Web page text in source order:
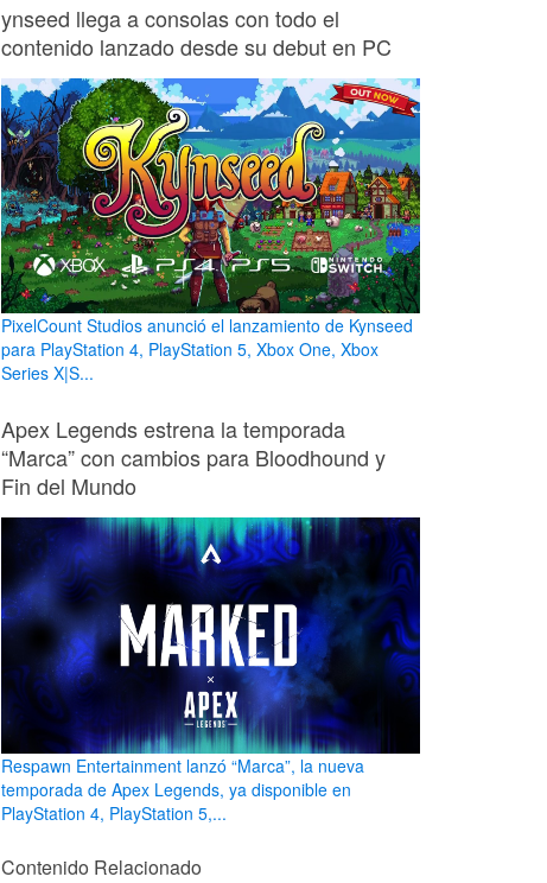
ynseed llega a consolas con todo el
contenido lanzado desde su debut en PC
PixelCount Studios anunció el lanzamiento de Kynseed
para PlayStation 4, PlayStation 5, Xbox One, Xbox
Series X|S...
Apex Legends estrena la temporada
“Marca” con cambios para Bloodhound y
Fin del Mundo
Respawn Entertainment lanzó “Marca”, la nueva
temporada de Apex Legends, ya disponible en
PlayStation 4, PlayStation 5,...
Contenido Relacionado